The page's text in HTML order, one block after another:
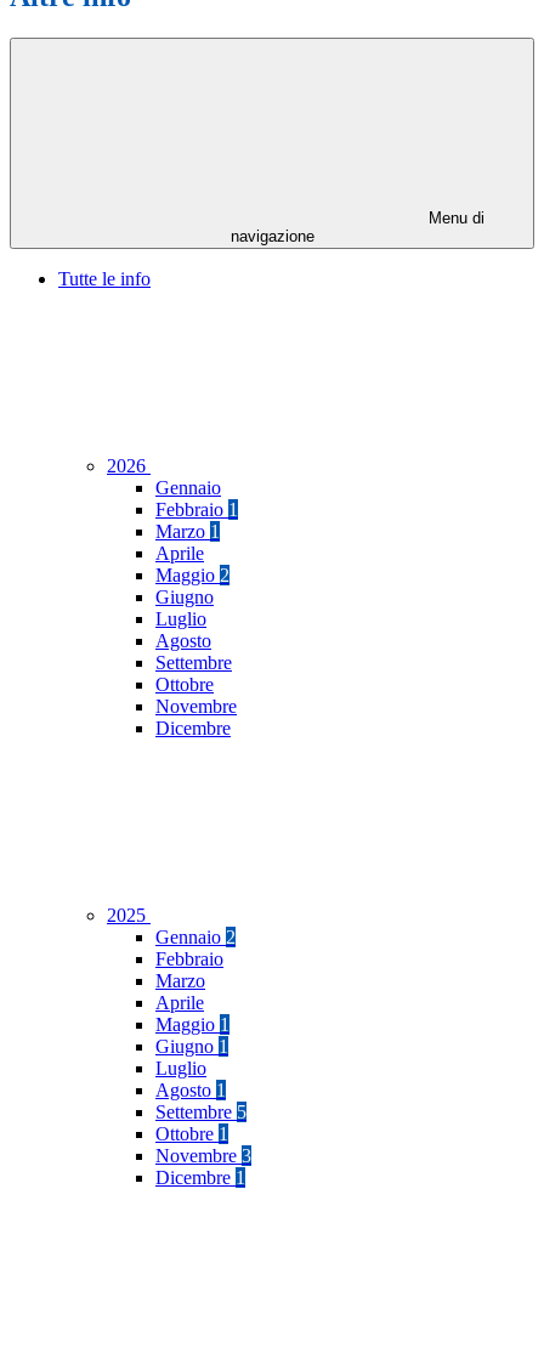
Menu di
navigazione
Tutte le info
2026
Gennaio
Febbraio 1
Marzo 1
Aprile
Maggio 2
Giugno
Luglio
Agosto
Settembre
Ottobre
Novembre
Dicembre
2025
Gennaio 2
Febbraio
Marzo
Aprile
Maggio 1
Giugno 1
Luglio
Agosto 1
Settembre 5
Ottobre 1
Novembre 3
Dicembre 1